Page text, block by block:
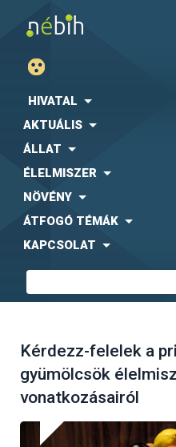
HIVATAL
AKTUÁLIS
ÁLLAT
ÉLELMISZER
NÖVÉNY
ÁTFOGÓ TÉMÁK
KAPCSOLAT
Kérdezz-felelek a
gyümölcsök
vonatkozásairól